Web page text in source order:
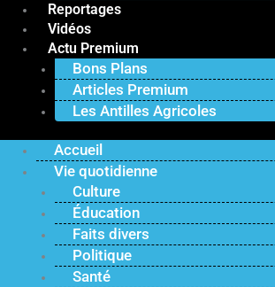
Reportages
Vidéos
Actu Premium
Bons Plans
Articles Premium
Les Antilles Agricoles
Accueil
Vie quotidienne
Culture
Éducation
Faits divers
Politique
Santé